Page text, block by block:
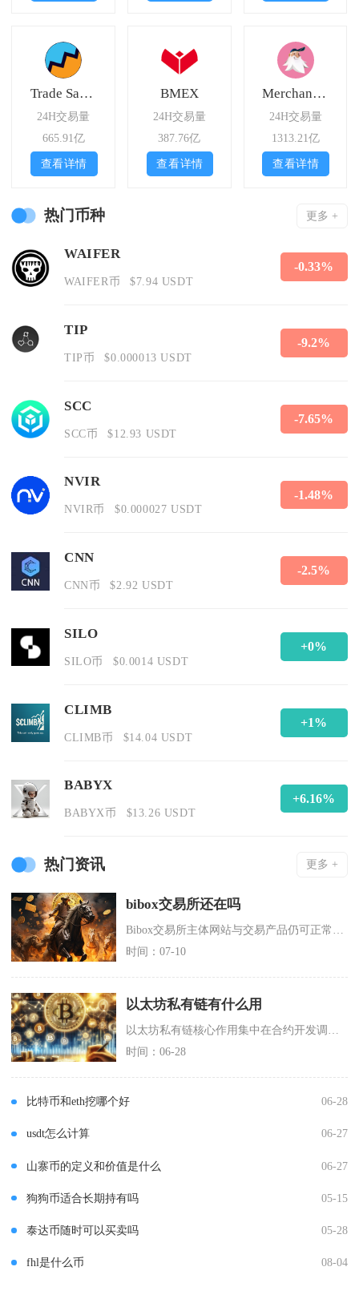
Trade Satoshi
24H交易量
665.91亿
查看详情
BMEX
24H交易量
387.76亿
查看详情
Merchant Moe Liquidity Book
24H交易量
1313.21亿
查看详情
热门币种 更多 +
WAIFER
WAIFER币 $7.94 USDT
-0.33%
TIP
TIP币 $0.000013 USDT
-9.2%
SCC
SCC币 $12.93 USDT
-7.65%
NVIR
NVIR币 $0.000027 USDT
-1.48%
CNN
CNN币 $2.92 USDT
-2.5%
SILO
SILO币 $0.0014 USDT
+0%
CLIMB
CLIMB币 $14.04 USDT
+1%
BABYX
BABYX币 $13.26 USDT
+6.16%
热门资讯 更多 +
bibox交易所还在吗
时间：07-10
以太坊私有链有什么用
时间：06-28
比特币和eth挖哪个好 06-28
usdt怎么计算 06-27
山寨币的定义和价值是什么 06-27
狗狗币适合长期持有吗 05-15
泰达币随时可以买卖吗 05-28
fhl是什么币 08-04